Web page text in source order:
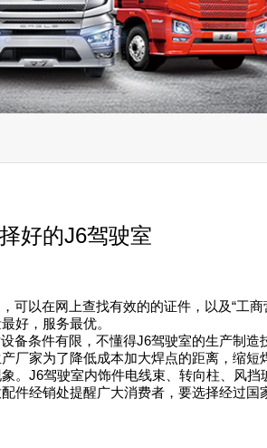
好的J6驾驶室
以在网上查找有效的的证件，以及“工
好，服务最优。
备条件有限，不懂得J6驾驶室的生产制
厂家为了降低成本加大焊点的距离，缩
J6驾驶室内饰件电线束、转向柱、风
经销处提醒广大消费者，要选择经过